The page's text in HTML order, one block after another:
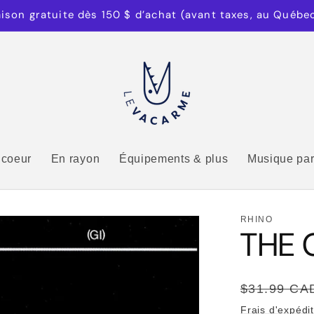
gratuite dès 150 $ d’achat (avant taxes, au
En rayon Équipements & plus Musique
RHINO
THE
Prix
habituel
$31.99
Frais